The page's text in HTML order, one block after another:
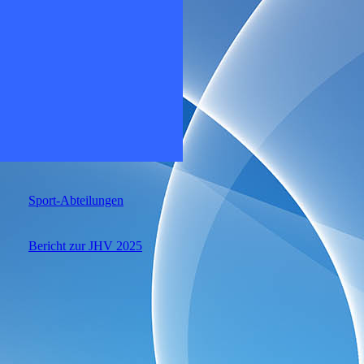
Sport-Abteilungen
Bericht zur JHV 2025